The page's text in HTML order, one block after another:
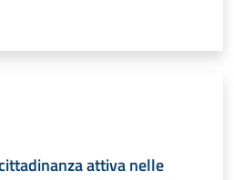
attiva nelle